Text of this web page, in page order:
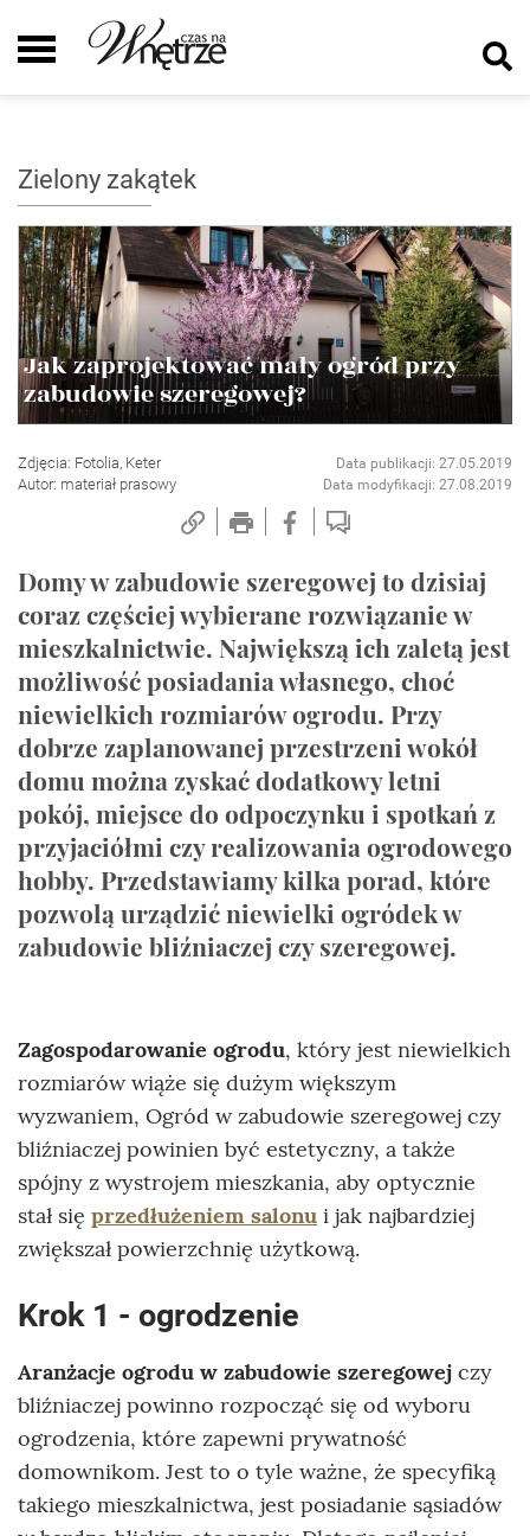
Zielony zakątek
Jak zaprojektować mały ogród przy
zabudowie szeregowej?
Zdjęcia: Fotolia, Keter
Autor: materiał prasowy
Data publikacji: 27.05.2019
Data modyfikacji: 27.08.2019
Domy w zabudowie szeregowej to dzisiaj
coraz częściej wybierane rozwiązanie w
mieszkalnictwie. Największą ich zaletą jest
możliwość posiadania własnego, choć
niewielkich rozmiarów ogrodu. Przy
dobrze zaplanowanej przestrzeni wokół
domu można zyskać dodatkowy letni
pokój, miejsce do odpoczynku i spotkań z
przyjaciółmi czy realizowania ogrodowego
hobby. Przedstawiamy kilka porad, które
pozwolą urządzić niewielki ogródek w
zabudowie bliźniaczej czy szeregowej.
Zagospodarowanie ogrodu, który jest niewielkich
rozmiarów wiąże się dużym większym
wyzwaniem, Ogród w zabudowie szeregowej czy
bliźniaczej powinien być estetyczny, a także
spójny z wystrojem mieszkania, aby optycznie
stał się przedłużeniem salonu i jak najbardziej
zwiększał powierzchnię użytkową.
Krok 1 - ogrodzenie
Aranżacje ogrodu w zabudowie szeregowej czy
bliźniaczej powinno rozpocząć się od wyboru
ogrodzenia, które zapewni prywatność
domownikom. Jest to o tyle ważne, że specyfiką
takiego mieszkalnictwa, jest posiadanie sąsiadów